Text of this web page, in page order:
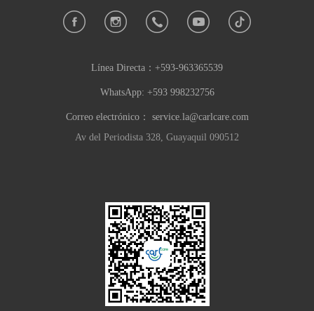
Línea Directa： +593-963365539
WhatsApp: +593 998232756
Correo electrónico： service.la@carlcare.com
Av del Periodista 328, Guayaquil 090512